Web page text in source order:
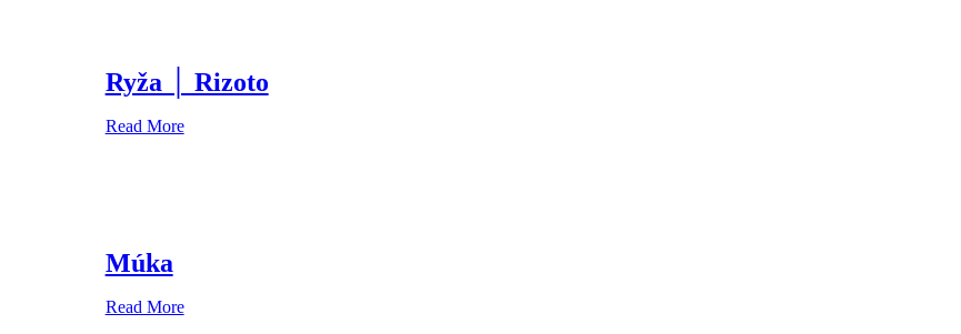
Ryža │ Rizoto
Read More
Múka
Read More